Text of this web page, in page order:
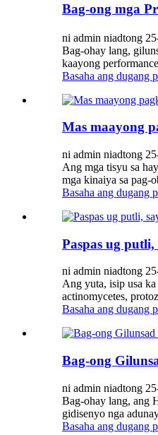
Bag-ong mga
ni admin niadtong
Bag-ohay lang,
kaayong
Basaha ang dugang
Mas maayong
ni admin niadtong
Ang mga tisyu sa
mga kinaiya sa pag-
Basaha ang dugang
Paspas ug
ni admin niadtong
Ang yuta, isip usa
actinomycetes,
Basaha ang dugang
Bag-ong
ni admin niadtong
Bag-ohay lang, ang
gidisenyo nga
Basaha ang dugang